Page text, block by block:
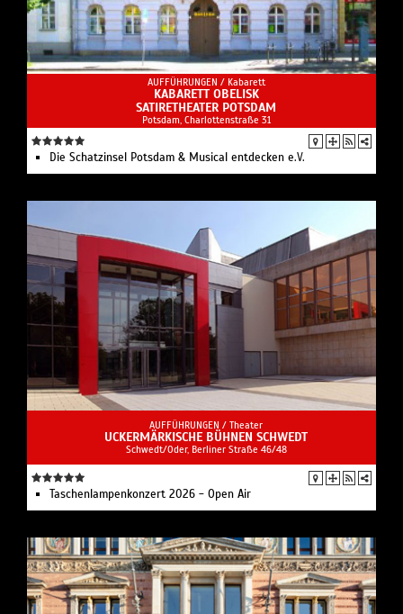
AUFFÜHRUNGEN / Kabarett
KABARETT OBELISK
SATIRETHEATER POTSDAM
Potsdam, Charlottenstraße 31
Die Schatzinsel Potsdam & Musical entdecken e.V.
AUFFÜHRUNGEN / Theater
UCKERMÄRKISCHE BÜHNEN SCHWEDT
Schwedt/Oder, Berliner Straße 46/48
Taschenlampenkonzert 2026 - Open Air